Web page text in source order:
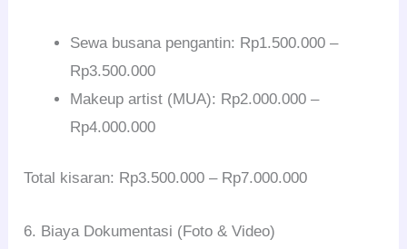
Sewa busana pengantin: Rp1.500.000 –
Rp3.500.000
Makeup artist (MUA): Rp2.000.000 –
Rp4.000.000
Total kisaran: Rp3.500.000 – Rp7.000.000
6. Biaya Dokumentasi (Foto & Video)